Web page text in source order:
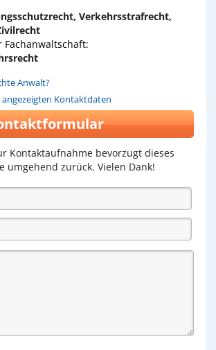
Verkehrsstrafrecht,
Anwalt?
Kontaktdaten
Kontaktaufnahme bevorzugt dieses
umgehend zurück. Vielen Dank!